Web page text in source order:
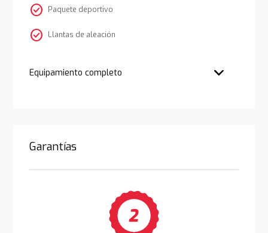
check_circle Paquete deportivo
check_circle Llantas de aleación
Equipamiento completo
Garantías